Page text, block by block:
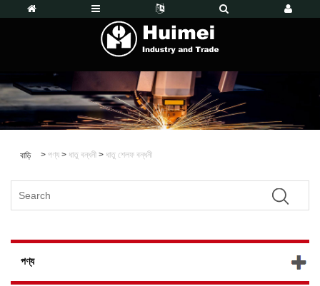
বাড়ি > পণ্য > ধাতু বন্ধনী > ধাতু শেলফ বন্ধনী
পণ্য